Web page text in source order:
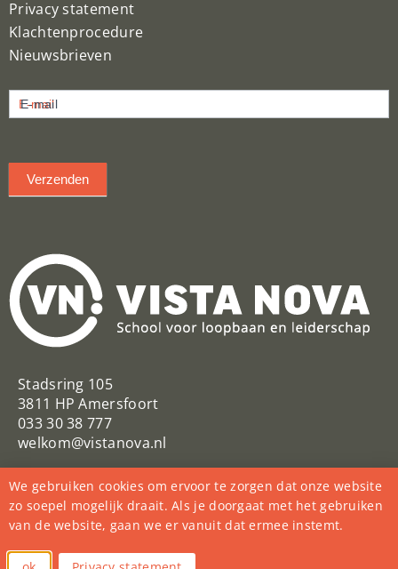
Privacy statement
Klachtenprocedure
Nieuwsbrieven
inschrijven
E-mail
Verzenden
Stadsring 105
3811 HP Amersfoort
033 30 38 777
welkom@vistanova.nl
VistaNovaSchool
Vista Nova
@VistaNovaSchool
We gebruiken cookies om ervoor te zorgen dat onze website
zo soepel mogelijk draait. Als je doorgaat met het gebruiken
van de website, gaan we er vanuit dat ermee instemt.